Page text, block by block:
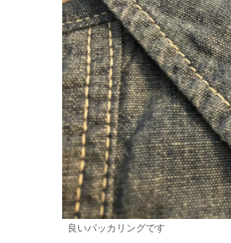
良いパッカリングです